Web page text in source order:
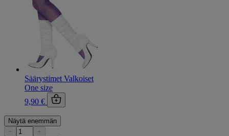
Säärystimet Valkoiset
One size
9,90 €
Näytä enemmän
−
+